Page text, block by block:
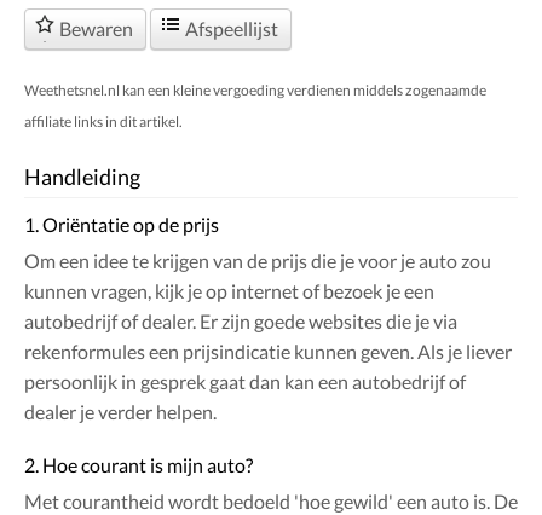
Bewaren Afspeellijst
Weethetsnel.nl kan een kleine vergoeding verdienen middels zogenaamde
affiliate links in dit artikel.
Handleiding
1. Oriëntatie op de prijs
Om een idee te krijgen van de prijs die je voor je auto zou
kunnen vragen, kijk je op internet of bezoek je een
autobedrijf of dealer. Er zijn goede websites die je via
rekenformules een prijsindicatie kunnen geven. Als je liever
persoonlijk in gesprek gaat dan kan een autobedrijf of
dealer je verder helpen.
2. Hoe courant is mijn auto?
Met courantheid wordt bedoeld 'hoe gewild' een auto is. De